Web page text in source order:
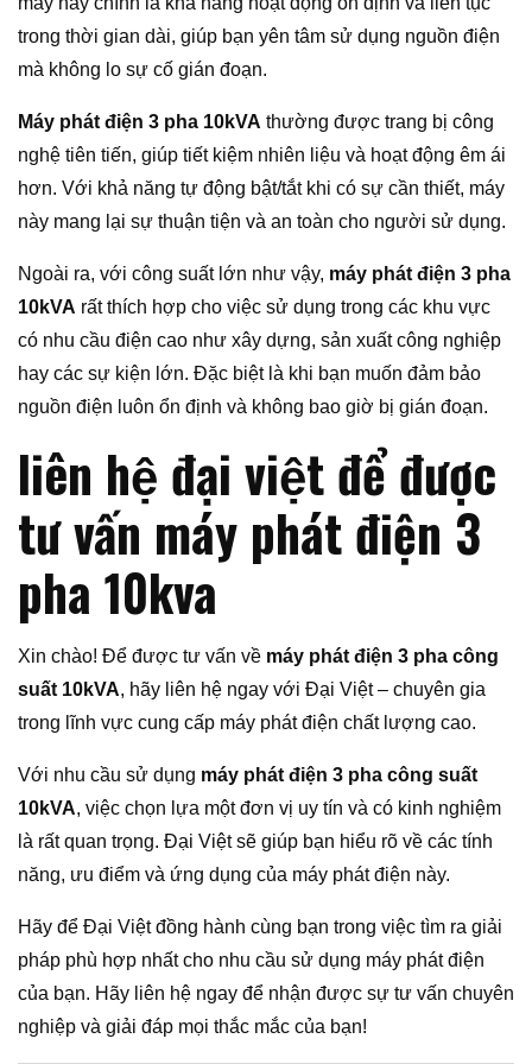
trong thời gian dài, giúp bạn yên tâm sử dụng nguồn điện
mà không lo sự cố gián đoạn.
Máy phát điện 3 pha 10kVA thường được trang bị công
nghệ tiên tiến, giúp tiết kiệm nhiên liệu và hoạt động êm ái
hơn. Với khả năng tự động bật/tắt khi có sự cần thiết, máy
này mang lại sự thuận tiện và an toàn cho người sử dụng.
Ngoài ra, với công suất lớn như vậy, máy phát điện 3 pha
10kVA rất thích hợp cho việc sử dụng trong các khu vực
có nhu cầu điện cao như xây dựng, sản xuất công nghiệp
hay các sự kiện lớn. Đặc biệt là khi bạn muốn đảm bảo
nguồn điện luôn ổn định và không bao giờ bị gián đoạn.
liên hệ đại việt để được
tư vấn máy phát điện 3
pha 10kva
Xin chào! Để được tư vấn về máy phát điện 3 pha công
suất 10kVA, hãy liên hệ ngay với Đại Việt – chuyên gia
trong lĩnh vực cung cấp máy phát điện chất lượng cao.
Với nhu cầu sử dụng máy phát điện 3 pha công suất
10kVA, việc chọn lựa một đơn vị uy tín và có kinh nghiệm
là rất quan trọng. Đại Việt sẽ giúp bạn hiểu rõ về các tính
năng, ưu điểm và ứng dụng của máy phát điện này.
Hãy để Đại Việt đồng hành cùng bạn trong việc tìm ra giải
pháp phù hợp nhất cho nhu cầu sử dụng máy phát điện
của bạn. Hãy liên hệ ngay để nhận được sự tư vấn chuyên
nghiệp và giải đáp mọi thắc mắc của bạn!